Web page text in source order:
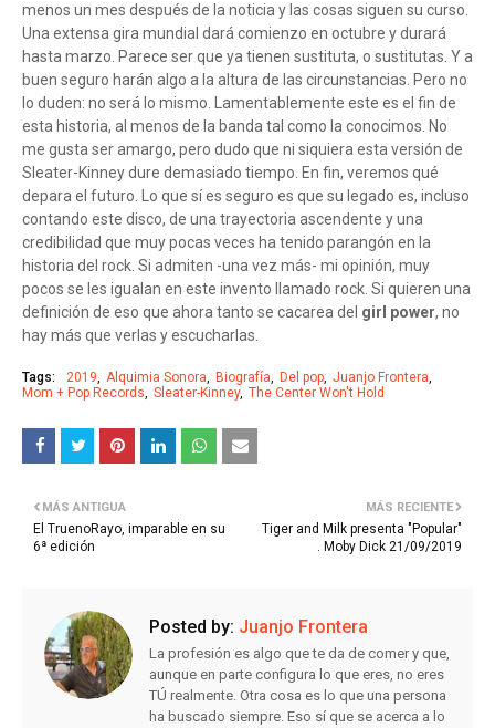
menos un mes después de la noticia y las cosas siguen su curso.
Una extensa gira mundial dará comienzo en octubre y durará
hasta marzo. Parece ser que ya tienen sustituta, o sustitutas. Y a
buen seguro harán algo a la altura de las circunstancias. Pero no
lo duden: no será lo mismo. Lamentablemente este es el fin de
esta historia, al menos de la banda tal como la conocimos. No
me gusta ser amargo, pero dudo que ni siquiera esta versión de
Sleater-Kinney dure demasiado tiempo. En fin, veremos qué
depara el futuro. Lo que sí es seguro es que su legado es, incluso
contando este disco, de una trayectoria ascendente y una
credibilidad que muy pocas veces ha tenido parangón en la
historia del rock. Si admiten -una vez más- mi opinión, muy
pocos se les igualan en este invento llamado rock. Si quieren una
definición de eso que ahora tanto se cacarea del girl power, no
hay más que verlas y escucharlas.
Tags: 2019 Alquimia Sonora Biografía Del pop Juanjo Frontera
Mom + Pop Records
Sleater-Kinney The Center Won't Hold
MÁS RECIENTE
Tiger and Milk presenta "Popular"
. Moby Dick 21/09/2019
MÁS ANTIGUA
El TruenoRayo, imparable en su
6ª edición
Posted by: Juanjo Frontera
La profesión es algo que te da de comer y que,
aunque en parte configura lo que eres, no eres
TÚ realmente. Otra cosa es lo que una persona
ha buscado siempre. Eso sí que se acerca a lo